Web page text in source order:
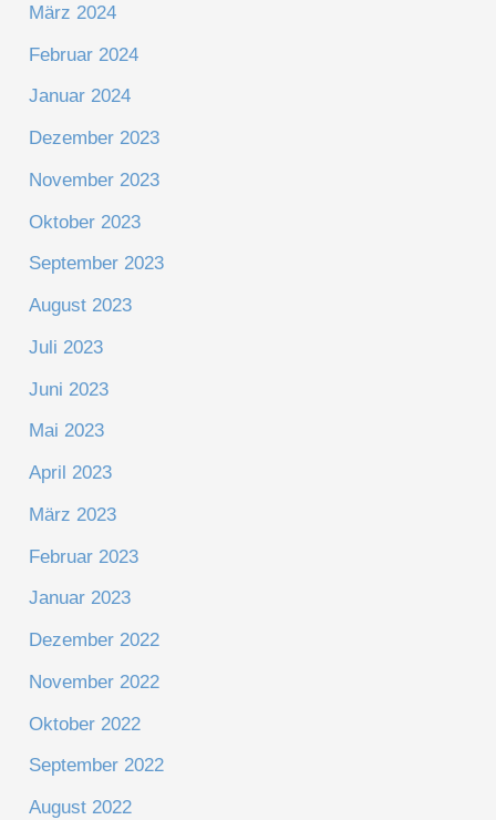
März 2024
Februar 2024
Januar 2024
Dezember 2023
November 2023
Oktober 2023
September 2023
August 2023
Juli 2023
Juni 2023
Mai 2023
April 2023
März 2023
Februar 2023
Januar 2023
Dezember 2022
November 2022
Oktober 2022
September 2022
August 2022